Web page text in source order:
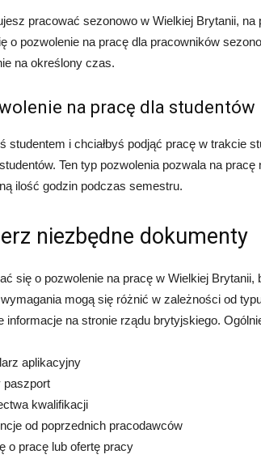
pracować sezonowo w Wielkiej Brytanii,
o pozwolenie na pracę dla pracowników
na określony czas.
na pracę dla studentów
studentem i chciałbyś podjąć pracę w trakcie
Ten typ pozwolenia pozwala na
ilość godzin podczas semestru.
niezbędne dokumenty
się o pozwolenie na pracę w Wielkiej
wymagania mogą się różnić w zależności od
informacje na stronie rządu brytyjskiego.
aplikacyjny
paszport
kwalifikacji
od poprzednich pracodawców
o pracę lub ofertę pracy